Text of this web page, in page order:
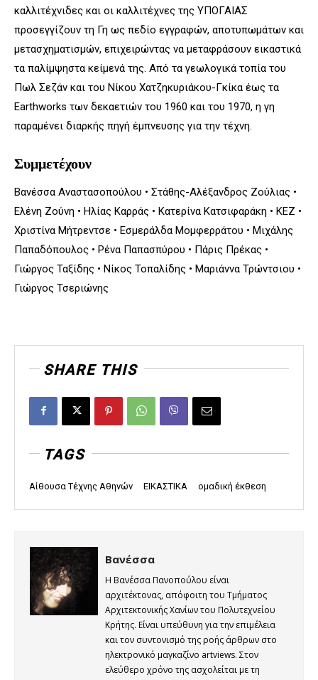
καλλιτέχνιδες και οι καλλιτέχνες της ΥΠΟΓΑΙΑΣ
προσεγγίζουν τη Γη ως πεδίο εγγραφών, αποτυπωμάτων και
μετασχηματισμών, επιχειρώντας να μεταφράσουν εικαστικά
τα παλίμψηστα κείμενά της. Από τα γεωλογικά τοπία του
Πωλ Σεζάν και του Νίκου Χατζηκυριάκου-Γκίκα έως τα
Earthworks των δεκαετιών του 1960 και του 1970, η γη
παραμένει διαρκής πηγή έμπνευσης για την τέχνη.
Συμμετέχουν
Βανέσσα Αναστασοπούλου • Στάθης-Αλέξανδρος Ζούλιας •
Ελένη Ζούνη • Ηλίας Καρράς • Κατερίνα Κατσιφαράκη • KEZ •
Χριστίνα Μήτρεντσε • Εσμεράλδα Μομφερράτου • Μιχάλης
Παπαδόπουλος • Ρένα Παπασπύρου • Πάρις Πρέκας •
Γιώργος Ταξίδης • Νίκος Τοπαλίδης • Μαριάννα Τρώντσιου •
Γιώργος Τσεριώνης
SHARE THIS
TAGS
Αίθουσα Τέχνης Αθηνών ΕΙΚΑΣΤΙΚΑ ομαδική έκθεση
Βανέσσα
Η Βανέσσα Πανοπούλου είναι
αρχιτέκτονας, απόφοιτη του Τμήματος
Αρχιτεκτονικής Χανίων του Πολυτεχνείου
Κρήτης. Είναι υπεύθυνη για την επιμέλεια
και τον συντονισμό της ροής άρθρων στο
ηλεκτρονικό μαγκαζίνο artviews. Στον
ελεύθερο χρόνο της ασχολείται με τη